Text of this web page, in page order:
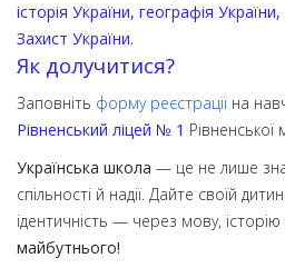
історія України, географія
Захист України.
Як долучитися?
Заповніть форму реєстрації на
Рівненський ліцей № 1 Рівненської
Українська школа — це не лише
спільності й надії. Дайте своїй
ідентичність — через мову, історію
майбутнього!